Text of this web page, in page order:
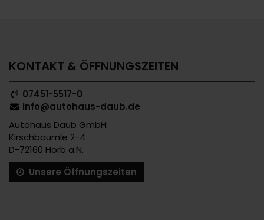
KONTAKT & ÖFFNUNGSZEITEN
07451-5517-0
info@autohaus-daub.de
Autohaus Daub GmbH
Kirschbäumle 2-4
D-72160 Horb a.N.
Unsere Öffnungszeiten